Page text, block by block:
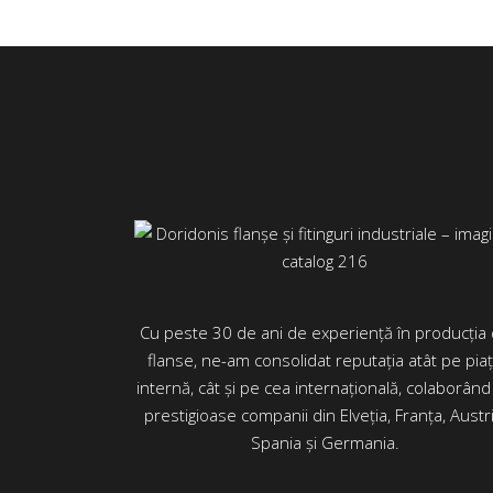
Cu peste 30 de ani de experiență în producția
flanse, ne-am consolidat reputația atât pe
internă, cât și pe cea internațională,
prestigioase companii din Elveția, Franța,
Spania și Germania.